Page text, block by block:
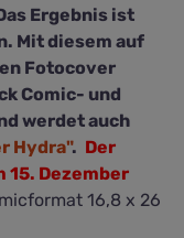
Ergebnis ist
Mit diesem auf
Fotocover
Comic- und
werdet auch
Hydra". Der
15. Dezember
16,8 x 26